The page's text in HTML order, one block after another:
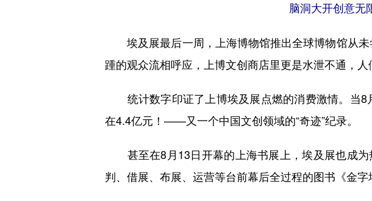
脑洞大开创意无
埃及展最后一周，上海博物馆推出全球博物馆从未
踵的观众流相呼应，上博文创商店里更是水泄不通，人
统计数字印证了上博埃及展点燃的消费激情。当8
在4.4亿元！——又一个中国文创领域的“奇迹”纪录。
甚至在8月13日开幕的上海书展上，埃及展也成为
判、借展、布展、运营等台前幕后全过程的图书《金